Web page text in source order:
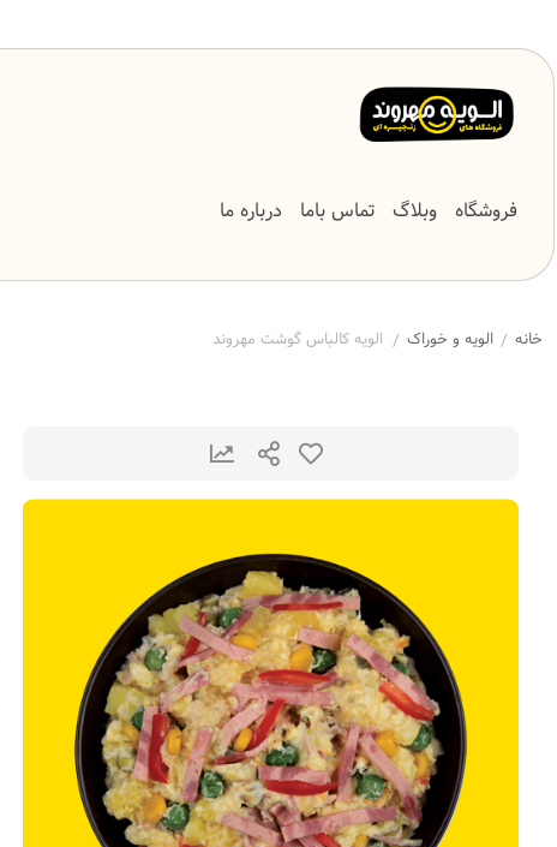
فروشگاه وبلاگ تماس باما درباره ما
خانه / الویه و خوراک / الویه کالباس گوشت مهروند